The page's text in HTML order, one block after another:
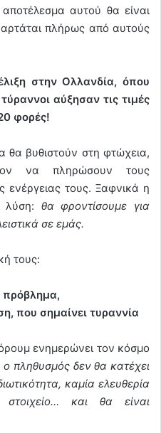
αυτού θα είναι
πλήρως από αυτούς
στην Ολλανδία, όπου
αύξησαν τις τιμές
φορές!
θα βυθιστούν στη φτώχεια,
να πληρώσουν τους
ενέργειας τους. Ξαφνικά η
λύση: θα φροντίσουμε για
σε εμάς.
τους:
πρόβλημα,
που σημαίνει τυραννία
ενημερώνει τον κόσμο
ο πληθυσμός δεν θα κατέχει
καμία ελευθερία
και θα είναι